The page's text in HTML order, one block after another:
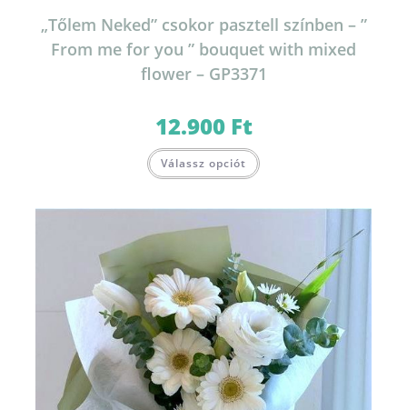
„Tőlem Neked” csokor pasztell színben – ”
From me for you ” bouquet with mixed
flower – GP3371
12.900 Ft
Válassz opciót